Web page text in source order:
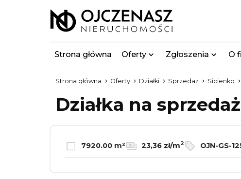
Strona główna Oferty Zgłoszenia O
Strona główna Oferty Działki Sprzedaż Sicienko
Działka na sprzedaż
7920.00 m² 23,36 zł/m2 OJN-GS-